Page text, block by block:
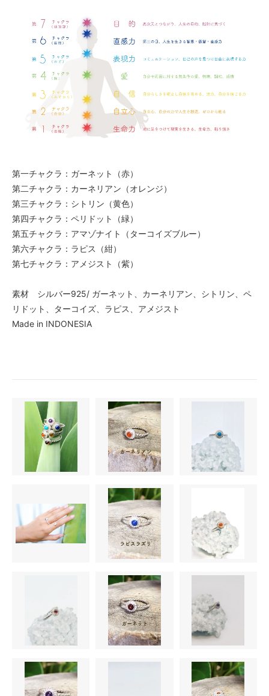
第一チャクラ：ガーネット（赤）
第二チャクラ：カーネリアン（オレンジ）
第三チャクラ：シトリン（黄色）
第四チャクラ：ペリドット（緑）
第五チャクラ：アマゾナイト（ターコイズブルー）
第六チャクラ：ラピス（紺）
第七チャクラ：アメジスト（紫）
素材 シルバー925/ ガーネット、カーネリアン、シトリン、ペ
リドット、ターコイズ、ラピス、アメジスト
Made in INDONESIA